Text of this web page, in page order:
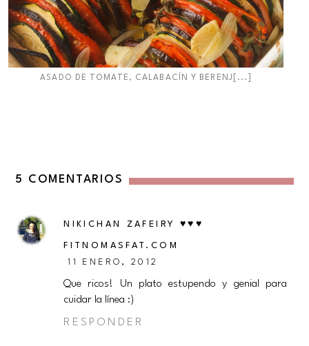
ASADO DE TOMATE, CALABACÍN Y BERENJ[...]
5 COMENTARIOS
NIKICHAN ZAFEIRY ♥♥♥
FITNOMASFAT.COM
11 ENERO, 2012
Que ricos! Un plato estupendo y genial para
cuidar la línea :)
RESPONDER